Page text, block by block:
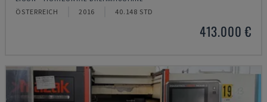
ÖSTERREICH 2016 40.148 STD
413.000 €